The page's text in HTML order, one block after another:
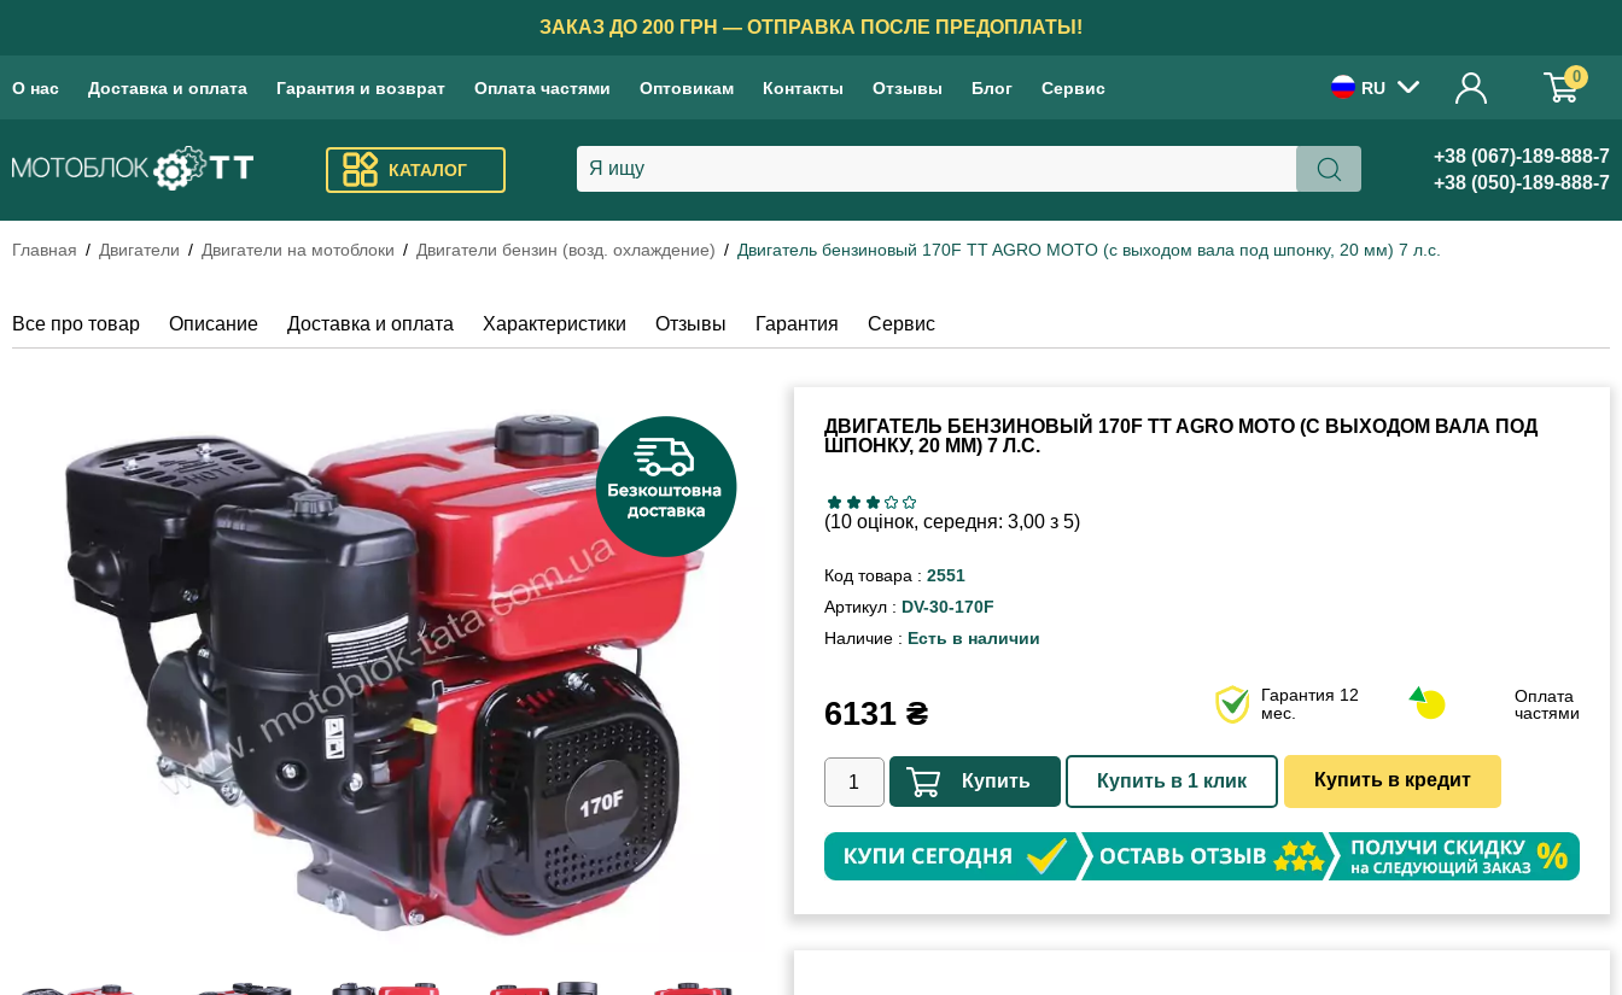
ЗАКАЗ ДО 200 ГРН — ОТПРАВКА ПОСЛЕ ПРЕДОПЛАТЫ!
О нас Доставка и оплата Гарантия и возврат Оплата частями Оптовикам Контакты Отзывы Блог Сервис RU
0
КАТАЛОГ
+38 (067)-189-888-7
+38 (050)-189-888-7
Главная Двигатели Двигатели на мотоблоки Двигатели бензин (возд. охлаждение) Двигатель бензиновый 170F TT AGRO MOTO (с выходом вала под шпонку, 20 мм) 7 л.с.
Все про товар Описание Доставка и оплата Характеристики Отзывы Гарантия Сервис
ДВИГАТЕЛЬ БЕНЗИНОВЫЙ 170F TT AGRO MOTO (С ВЫХОДОМ ВАЛА ПОД
ШПОНКУ, 20 ММ) 7 Л.С.
(10 оцінок, середня: 3,00 з 5)
Код товара : 2551
Артикул : DV-30-170F
Наличие : Есть в наличии
6131₴
Гарантия 12
мес.
Оплата
частями
Купить Купить в 1 клик Купить в кредит